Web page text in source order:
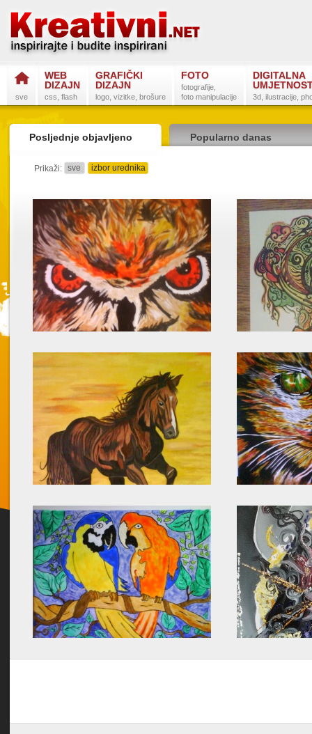
sve
WEB
DIZAJN
css, flash
GRAFIČKI
DIZAJN
logo, vizitke, brošure
FOTO
fotografije,
foto manipulacije
DIGITALNA
3d, ilustracije,
Posljednje objavljeno Popularno danas
Prikaži: sve izbor urednika
Postanite
Twitter